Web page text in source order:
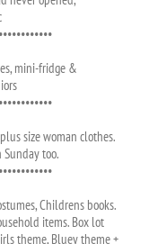
mini-fridge &
size woman clothes.
too.
Childrens books.
items. Box lot
theme, Bluey theme +